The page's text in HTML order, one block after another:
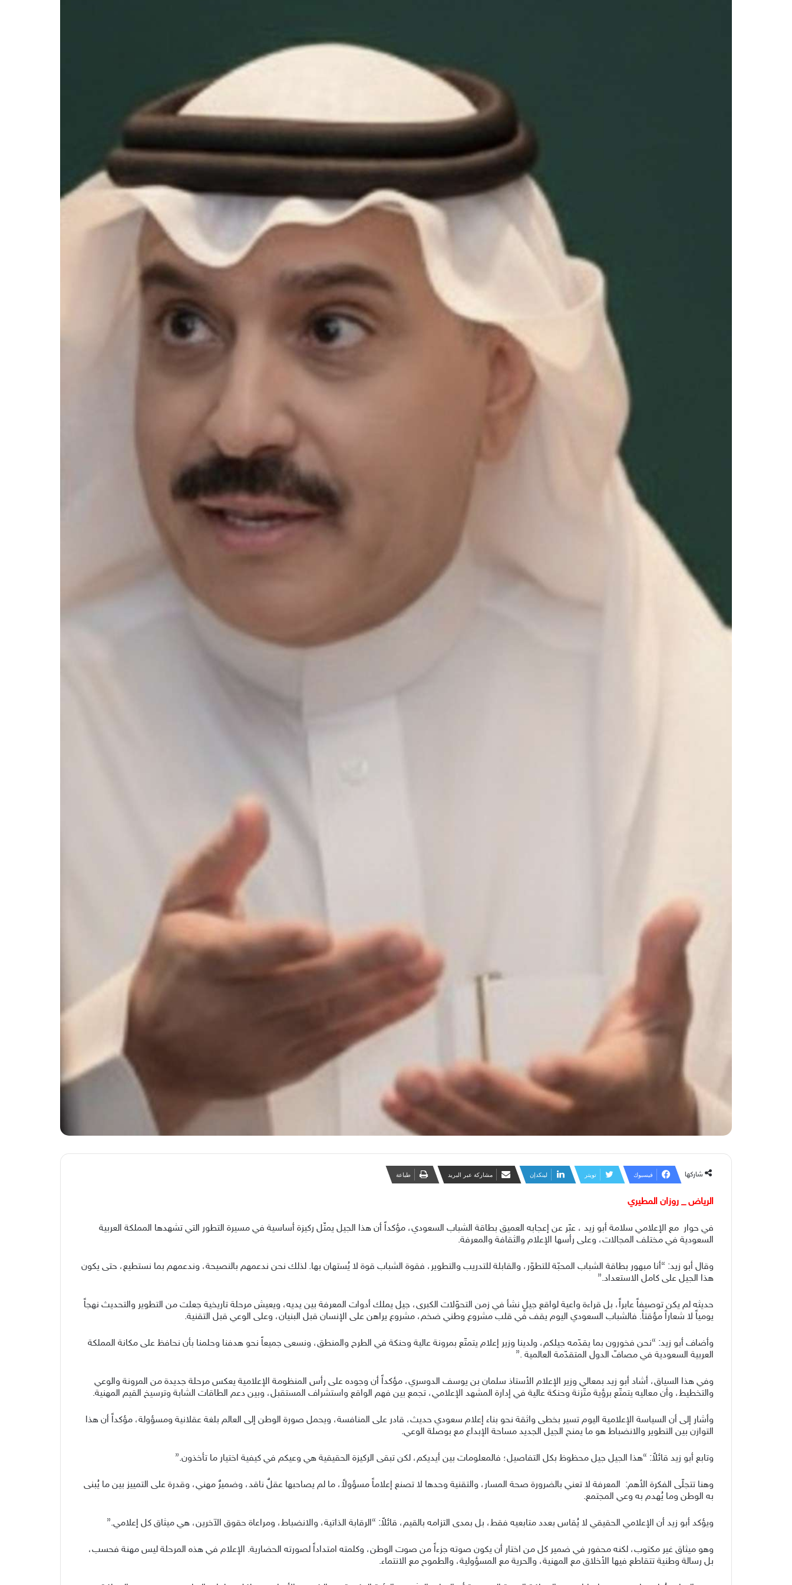
شاركها فيسبوك تويتر لينكدإن مشاركة عبر البريد طباعة
الرياض _ روزان المطيري
في حوار مع الإعلامي سلامة أبو زيد ، عبّر عن إعجابه العميق بطاقة الشباب السعودي، مؤكداً أن هذا الجيل يمثّل ركيزة أساسية في مسيرة التطور التي تشهدها المملكة العربية
السعودية في مختلف المجالات، وعلى رأسها الإعلام والثقافة والمعرفة.
وقال أبو زيد: “أنا مبهور بطاقة الشباب المحبّة للتطوّر، والقابلة للتدريب والتطوير، فقوة الشباب قوة لا يُستهان بها. لذلك نحن ندعمهم بالنصيحة، وندعمهم بما نستطيع، حتى يكون
هذا الجيل على كامل الاستعداد.”
حديثه لم يكن توصيفاً عابراً، بل قراءة واعية لواقع جيلٍ نشأ في زمن التحوّلات الكبرى، جيل يملك أدوات المعرفة بين يديه، ويعيش مرحلة تاريخية جعلت من التطوير والتحديث نهجاً
يومياً لا شعاراً مؤقتاً. فالشباب السعودي اليوم يقف في قلب مشروع وطني ضخم، مشروع يراهن على الإنسان قبل البنيان، وعلى الوعي قبل التقنية.
وأضاف أبو زيد: “نحن فخورون بما يقدّمه جيلكم، ولدينا وزير إعلام يتمتّع بمرونة عالية وحنكة في الطرح والمنطق، ونسعى جميعاً نحو هدفنا وحلمنا بأن نحافظ على مكانة المملكة
العربية السعودية في مصافّ الدول المتقدّمة العالمية .”
وفي هذا السياق، أشاد أبو زيد بمعالي وزير الإعلام الأستاذ سلمان بن يوسف الدوسري، مؤكداً أن وجوده على رأس المنظومة الإعلامية يعكس مرحلة جديدة من المرونة والوعي
والتخطيط، وأن معاليه يتمتّع برؤية متّزنة وحنكة عالية في إدارة المشهد الإعلامي، تجمع بين فهم الواقع واستشراف المستقبل، وبين دعم الطاقات الشابة وترسيخ القيم المهنية.
وأشار إلى أن السياسة الإعلامية اليوم تسير بخطى واثقة نحو بناء إعلام سعودي حديث، قادر على المنافسة، ويحمل صورة الوطن إلى العالم بلغة عقلانية ومسؤولة، مؤكداً أن هذا
التوازن بين التطوير والانضباط هو ما يمنح الجيل الجديد مساحة الإبداع مع بوصلة الوعي.
وتابع أبو زيد قائلاً: “هذا الجيل جيل محظوظ بكل التفاصيل؛ فالمعلومات بين أيديكم، لكن تبقى الركيزة الحقيقية هي وعيكم في كيفية اختيار ما تأخذون.”
وهنا تتجلّى الفكرة الأهم: المعرفة لا تعني بالضرورة صحة المسار، والتقنية وحدها لا تصنع إعلاماً مسؤولاً، ما لم يصاحبها عقلٌ ناقد، وضميرٌ مهني، وقدرة على التمييز بين ما يُبنى
به الوطن وما يُهدم به وعي المجتمع.
ويؤكد أبو زيد أن الإعلامي الحقيقي لا يُقاس بعدد متابعيه فقط، بل بمدى التزامه بالقيم، قائلاً: “الرقابة الذاتية، والانضباط، ومراعاة حقوق الآخرين، هي ميثاق كل إعلامي.”
وهو ميثاق غير مكتوب، لكنه محفور في ضمير كل من اختار أن يكون صوته جزءاً من صوت الوطن، وكلمته امتداداً لصورته الحضارية. الإعلام في هذه المرحلة ليس مهنة فحسب،
بل رسالة وطنية تتقاطع فيها الأخلاق مع المهنية، والحرية مع المسؤولية، والطموح مع الانتماء.